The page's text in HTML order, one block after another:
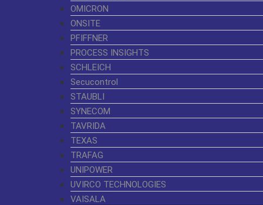
OMICRON
ONSITE
PFIFFNER
PROCESS INSIGHTS
SCHLEICH
Secucontrol
STAUBLI
SYNECOM
TAVRIDA
TEXAS
TRAFAG
UNIPOWER
UVIRCO TECHNOLOGIES
VAISALA